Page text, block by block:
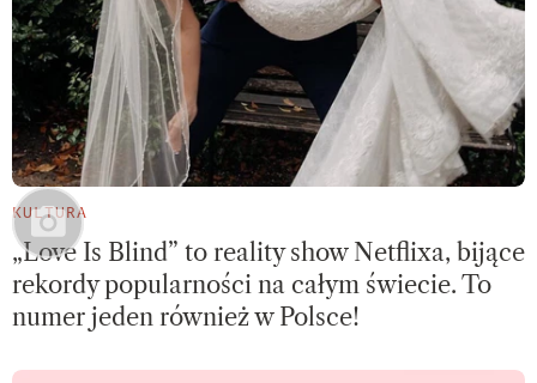
KULTURA
„Love Is Blind” to reality show Netflixa, bijące
rekordy popularności na całym świecie. To
numer jeden również w Polsce!